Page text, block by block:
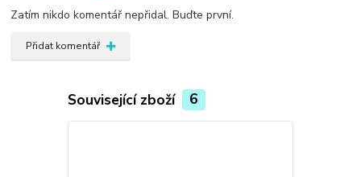
Zatím nikdo komentář nepřidal. Buďte první.
Přidat komentář
Související zboží 6